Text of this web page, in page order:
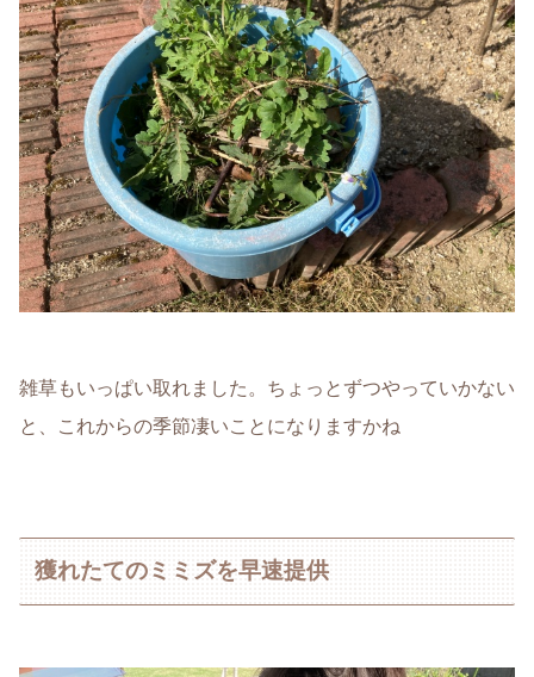
雑草もいっぱい取れました。ちょっとずつやっていかない
と、これからの季節凄いことになりますかね
獲れたてのミミズを早速提供